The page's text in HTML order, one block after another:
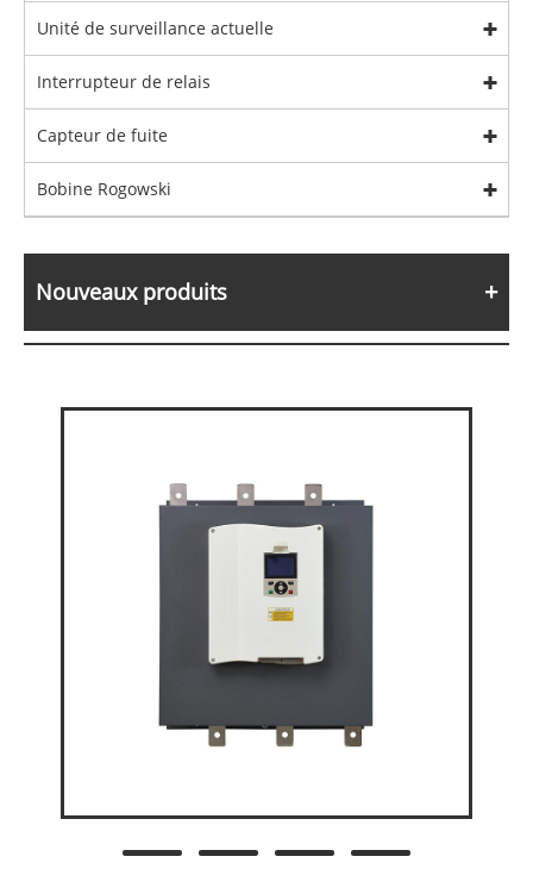
Unité de surveillance actuelle
Interrupteur de relais
Capteur de fuite
Bobine Rogowski
Nouveaux produits